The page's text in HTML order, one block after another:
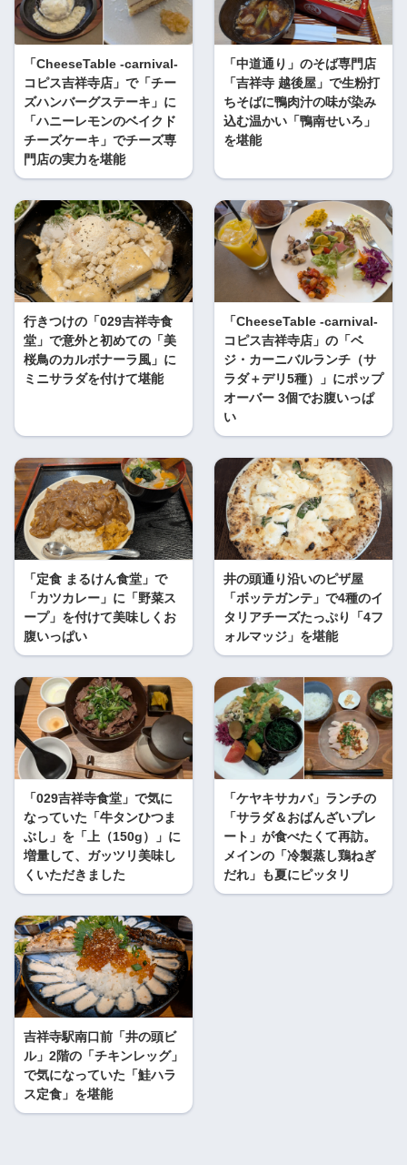
「CheeseTable -carnival-
コピス吉祥寺店」で「チー
ズハンバーグステーキ」に
「ハニーレモンのベイクド
チーズケーキ」でチーズ専
門店の実力を堪能
「中道通り」のそば専門店
「吉祥寺 越後屋」で生粉打
ちそばに鴨肉汁の味が染み
込む温かい「鴨南せいろ」
を堪能
行きつけの「029吉祥寺食
堂」で意外と初めての「美
桜鳥のカルボナーラ風」に
ミニサラダを付けて堪能
「CheeseTable -carnival-
コピス吉祥寺店」の「ベ
ジ・カーニバルランチ（サ
ラダ＋デリ5種）」にポップ
オーバー 3個でお腹いっぱ
い
「定食 まるけん食堂」で
「カツカレー」に「野菜ス
ープ」を付けて美味しくお
腹いっぱい
井の頭通り沿いのピザ屋
「ボッテガンテ」で4種のイ
タリアチーズたっぷり「4フ
ォルマッジ」を堪能
「029吉祥寺食堂」で気に
なっていた「牛タンひつま
ぶし」を「上（150g）」に
増量して、ガッツリ美味し
くいただきました
「ケヤキサカバ」ランチの
「サラダ＆おばんざいプレ
ート」が食べたくて再訪。
メインの「冷製蒸し鶏ねぎ
だれ」も夏にピッタリ
吉祥寺駅南口前「井の頭ビ
ル」2階の「チキンレッグ」
で気になっていた「鮭ハラ
ス定食」を堪能